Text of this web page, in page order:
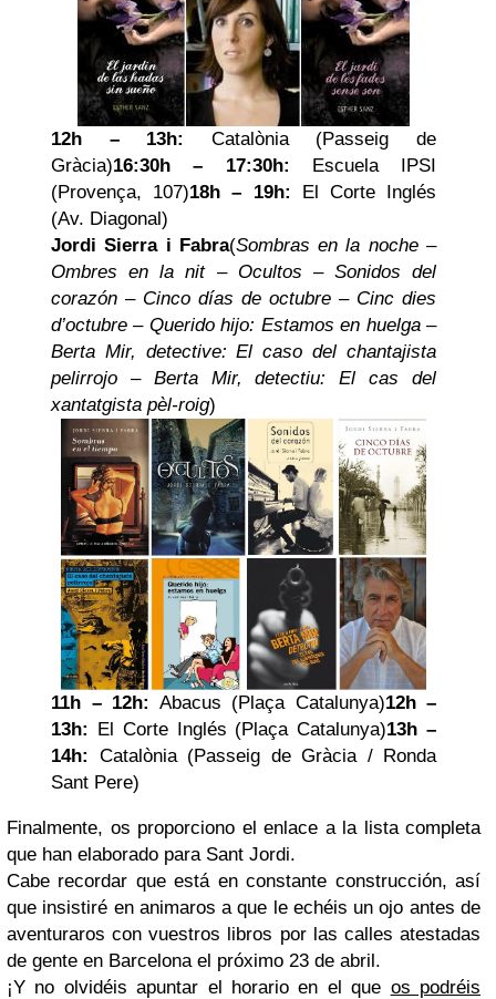
12h – 13h:
Catalònia (Passeig de
Gràcia)16:30h – 17:30h: Escuela IPSI
(Provença, 107)18h – 19h: El Corte Inglés
(Av. Diagonal)
Jordi Sierra i Fabra(Sombras en la noche–
Ombres en la nit – Ocultos – Sonidos del
corazón – Cinco días de octubre – Cinc dies
d’octubre – Querido hijo: Estamos en huelga–
Berta Mir, detective: El caso del chantajista
pelirrojo – Berta Mir, detectiu: El cas del
xantatgista pèl-roig)
11h – 12h: Abacus (Plaça Catalunya)12h –
13h: El Corte Inglés (Plaça Catalunya)13h –
14h:
Catalònia (Passeig de Gràcia / Ronda
Sant Pere)
Finalmente, os proporciono el enlace a la lista completa
que han elaborado para Sant Jordi.
Cabe recordar que está en constante construcción, así
que insistiré en animaros a que le echéis un ojo antes de
aventuraros con vuestros libros por las calles atestadas
de gente en Barcelona el próximo 23 de abril.
¡Y no olvidéis apuntar el horario en el que os podréis